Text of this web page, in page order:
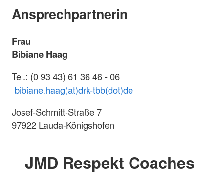
Ansprechpartnerin
Frau
Bibiane Haag
Tel.: (0 93 43) 61 36 46 - 06
bibiane.haag(at)drk-tbb(dot)de
Josef-Schmitt-Straße 7
97922 Lauda-Königshofen
JMD Respekt Coaches